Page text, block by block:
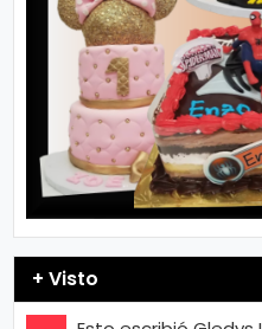
+ Visto